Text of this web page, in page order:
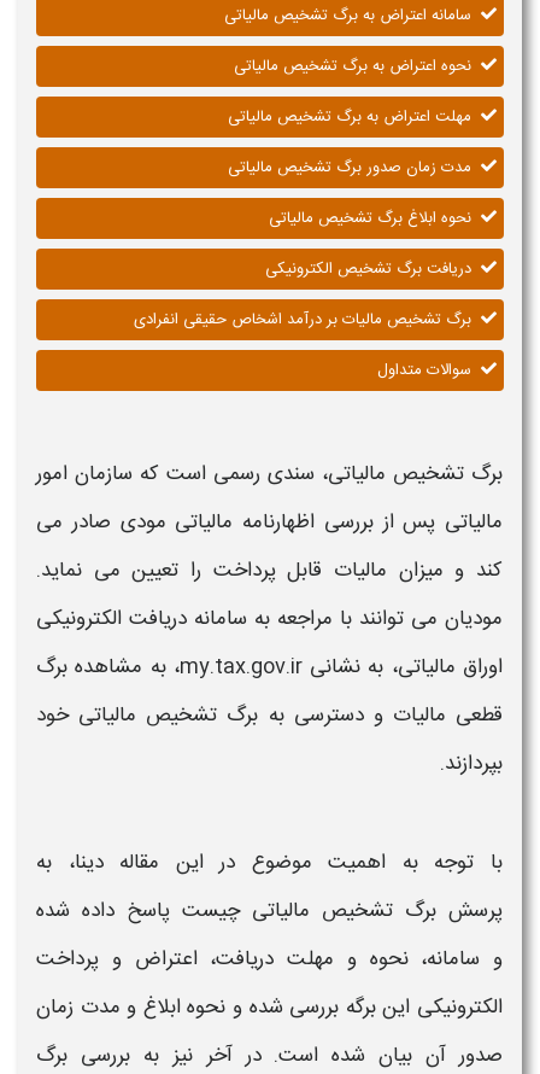
سامانه اعتراض به برگ تشخیص مالیاتی
نحوه اعتراض به برگ تشخیص مالیاتی
مهلت اعتراض به برگ تشخیص مالیاتی
مدت زمان صدور برگ تشخیص مالیاتی
نحوه ابلاغ برگ تشخیص مالیاتی
دریافت برگ تشخیص الکترونیکی
برگ تشخیص مالیات بر درآمد اشخاص حقیقی انفرادی
سوالات متداول
برگ تشخیص مالیاتی، سندی رسمی است که سازمان امور
مالیاتی پس از بررسی اظهارنامه مالیاتی مودی صادر می
کند و میزان مالیات قابل پرداخت را تعیین می نماید.
مودیان می توانند با مراجعه به سامانه دریافت الکترونیکی
اوراق مالیاتی، به نشانیmy.tax.gov.ir، به مشاهده برگ
قطعی مالیات و دسترسی به برگ تشخیص مالیاتی خود
بپردازند.
با توجه به اهمیت موضوع در این مقاله دینا، به
پرسشبرگ تشخیص مالیاتی چیست پاسخ داده شده
و سامانه، نحوه و مهلت دریافت، اعتراض و پرداخت
الکترونیکی این برگه بررسی شده و نحوهابلاغ و مدت زمان
صدور آن بیان شده است. در آخر نیز به بررسی برگ